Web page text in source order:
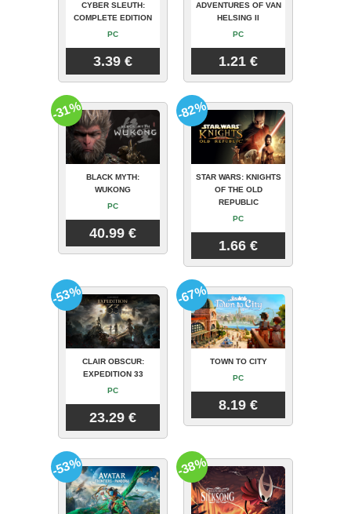
CYBER SLEUTH:
COMPLETE EDITION
PC
3.39 €
ADVENTURES OF VAN
HELSING II
PC
1.21 €
BLACK MYTH:
WUKONG
PC
40.99 €
-31%
STAR WARS: KNIGHTS
OF THE OLD
REPUBLIC
PC
1.66 €
-82%
CLAIR OBSCUR:
EXPEDITION 33
PC
23.29 €
-53%
TOWN TO CITY
PC
8.19 €
-67%
-53% -38%